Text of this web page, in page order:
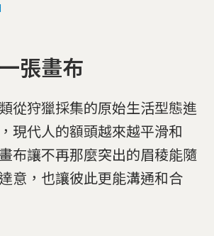
張畫布
從狩獵採集的原始生活型態進
現代人的額頭越來越平滑和
布讓不再那麼突出的眉稜能隨
意，也讓彼此更能溝通和合